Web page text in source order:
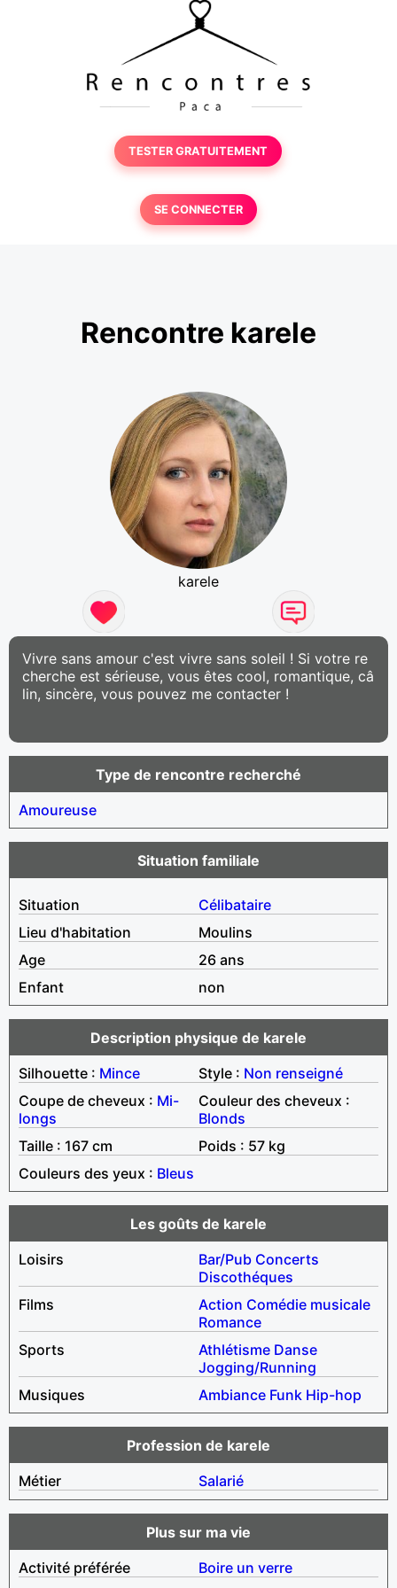
TESTER GRATUITEMENT
SE CONNECTER
Rencontre karele
karele
Vivre sans amour c'est vivre sans soleil ! Si votre re
cherche est sérieuse, vous êtes cool, romantique, câ
lin, sincère, vous pouvez me contacter !
Type de rencontre recherché
Amoureuse
Situation familiale
Situation
Célibataire
Lieu d'habitation
Moulins
Age
26 ans
Enfant
non
Description physique de karele
Silhouette : Mince Style : Non renseigné
Coupe de cheveux : Mi-
longs
Couleur des cheveux :
Blonds
Taille : 167 cm
Poids : 57 kg
Couleurs des yeux : Bleus
Les goûts de karele
Loisirs
Bar/Pub Concerts
Discothéques
Films
Action Comédie musicale
Romance
Sports
Athlétisme Danse
Jogging/Running
Musiques
Ambiance Funk Hip-hop
Profession de karele
Métier
Salarié
Plus sur ma vie
Activité préférée
Boire un verre